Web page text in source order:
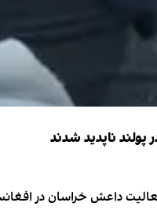
ناپدید شدند
داعش خراسان در